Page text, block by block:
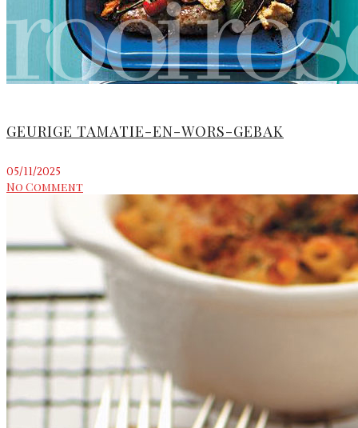
GEURIGE TAMATIE-EN-WORS-GEBAK
05/11/2025
No Comment